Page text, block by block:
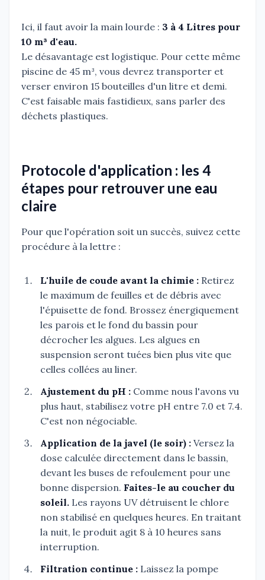
Ici, il faut avoir la main lourde : 3 à 4 Litres pour
10 m³ d'eau.
Le désavantage est logistique. Pour cette même
piscine de 45 m³, vous devrez transporter et
verser environ 15 bouteilles d'un litre et demi.
C'est faisable mais fastidieux, sans parler des
déchets plastiques.
Protocole d'application : les 4
étapes pour retrouver une eau
claire
Pour que l'opération soit un succès, suivez cette
procédure à la lettre :
L'huile de coude avant la chimie : Retirez
le maximum de feuilles et de débris avec
l'épuisette de fond. Brossez énergiquement
les parois et le fond du bassin pour
décrocher les algues. Les algues en
suspension seront tuées bien plus vite que
celles collées au liner.
Ajustement du pH : Comme nous l'avons vu
plus haut, stabilisez votre pH entre 7.0 et 7.4.
C'est non négociable.
Application de la javel (le soir) : Versez la
dose calculée directement dans le bassin,
devant les buses de refoulement pour une
bonne dispersion. Faites-le au coucher du
soleil. Les rayons UV détruisent le chlore
non stabilisé en quelques heures. En traitant
la nuit, le produit agit 8 à 10 heures sans
interruption.
Filtration continue : Laissez la pompe